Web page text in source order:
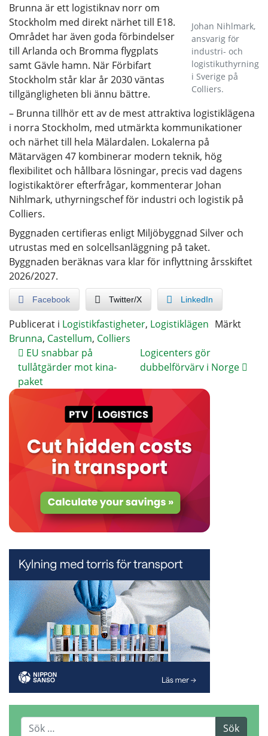
Johan Nihlmark,
ansvarig för
industri- och
logistikuthyrning
i Sverige på
Colliers.
Brunna är ett logistiknav norr om
Stockholm med direkt närhet till E18.
Området har även goda förbindelser
till Arlanda och Bromma flygplats
samt Gävle hamn. När Förbifart
Stockholm står klar år 2030 väntas
tillgängligheten bli ännu bättre.
– Brunna tillhör ett av de mest attraktiva logistiklägena
i norra Stockholm, med utmärkta kommunikationer
och närhet till hela Mälardalen. Lokalerna på
Mätarvägen 47 kombinerar modern teknik, hög
flexibilitet och hållbara lösningar, precis vad dagens
logistikaktörer efterfrågar, kommenterar Johan
Nihlmark, uthyrningschef för industri och logistik på
Colliers.
Byggnaden certifieras enligt Miljöbyggnad Silver och
utrustas med en solcellsanläggning på taket.
Byggnaden beräknas vara klar för inflyttning årsskiftet
2026/2027.
Facebook Twitter/X LinkedIn
Publicerat i Logistikfastigheter, Logistiklägen Märkt
Brunna, Castellum, Colliers
EU snabbar på
tullåtgärder mot kina-
paket
Logicenters gör
dubbelförvärv i Norge